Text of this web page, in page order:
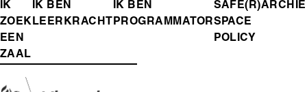
FOOTER-
MENU
IK
ZOEK
EEN
ZAAL
IK BEN
LEERKRACHT
IK BEN
PROGRAMMATOR
SAFE(R)
SPACE
POLICY
Media
Afbeelding